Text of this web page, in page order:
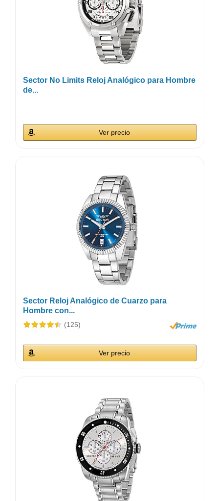
Sector No Limits Reloj Analógico para Hombre
de...
Ver precio
Sector Reloj Analógico de Cuarzo para
Hombre con...
(125)
Ver precio